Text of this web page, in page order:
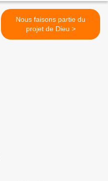
Nous faisons partie du
projet de Dieu >